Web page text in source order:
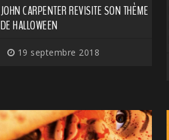
JOHN CARPENTER REVISITE SON THÈME
DE HALLOWEEN
19 septembre 2018